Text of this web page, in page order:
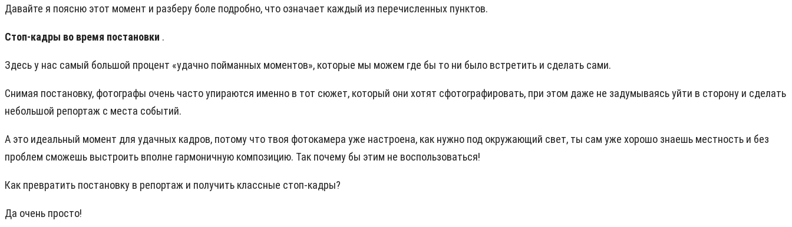
Давайте я поясню этот момент и разберу боле подробно, что означает каждый из перечисленных пунктов.
Стоп-кадры во время постановки .
Здесь у нас самый большой процент «удачно пойманных моментов», которые мы можем где бы то ни было встретить и сделать сами.
Снимая постановку, фотографы очень часто упираются именно в тот сюжет, который они хотят сфотографировать, при этом даже не задумываясь уйти в сторону и сделать
небольшой репортаж с места событий.
А это идеальный момент для удачных кадров, потому что твоя фотокамера уже настроена, как нужно под окружающий свет, ты сам уже хорошо знаешь местность и без
проблем сможешь выстроить вполне гармоничную композицию. Так почему бы этим не воспользоваться!
Как превратить постановку в репортаж и получить классные стоп-кадры?
Да очень просто!